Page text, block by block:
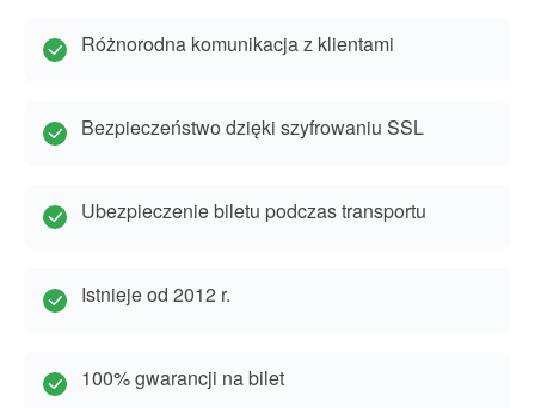
Różnorodna komunikacja z klientami
Bezpieczeństwo dzięki szyfrowaniu SSL
Ubezpieczenie biletu podczas transportu
Istnieje od 2012 r.
100% gwarancji na bilet